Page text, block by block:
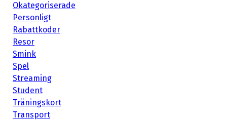
Okategoriserade
Personligt
Rabattkoder
Resor
Smink
Spel
Streaming
Student
Träningskort
Transport